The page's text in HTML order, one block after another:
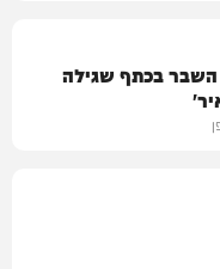
בכתף שגילה